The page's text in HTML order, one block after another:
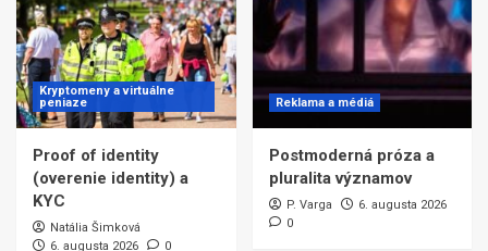
Kryptomeny a virtuálne
peniaze
Proof of identity
(overenie identity) a
KYC
Natália Šimková
6. augusta 2026
0
Reklama a médiá
Postmoderná próza a
pluralita významov
P. Varga
6. augusta 2026
0